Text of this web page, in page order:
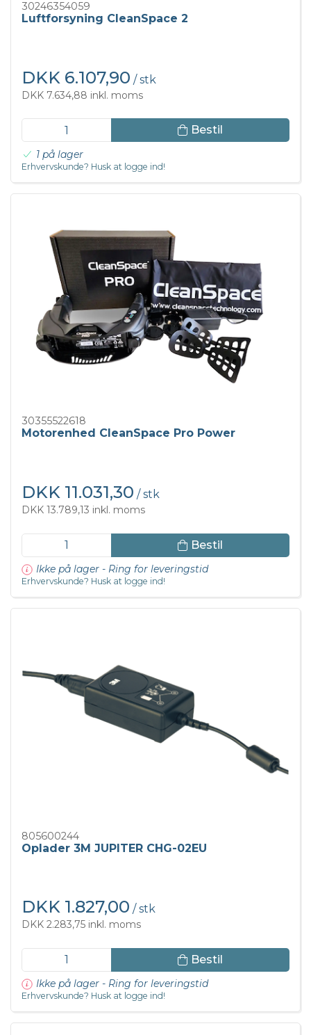
30246354059
Luftforsyning CleanSpace 2
DKK 6.107,90 / stk
DKK 7.634,88 inkl. moms
Bestil
1 på lager
Erhvervskunde? Husk at logge ind!
30355522618
Motorenhed CleanSpace Pro Power
DKK 11.031,30 / stk
DKK 13.789,13 inkl. moms
Bestil
Ikke på lager - Ring for leveringstid
Erhvervskunde? Husk at logge ind!
805600244
Oplader 3M JUPITER CHG-02EU
DKK 1.827,00 / stk
DKK 2.283,75 inkl. moms
Bestil
Ikke på lager - Ring for leveringstid
Erhvervskunde? Husk at logge ind!